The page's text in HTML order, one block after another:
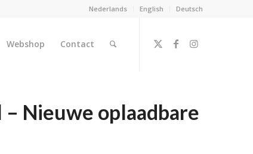
Nederlands English Deutsch
Webshop Contact
Nieuwe oplaadbare